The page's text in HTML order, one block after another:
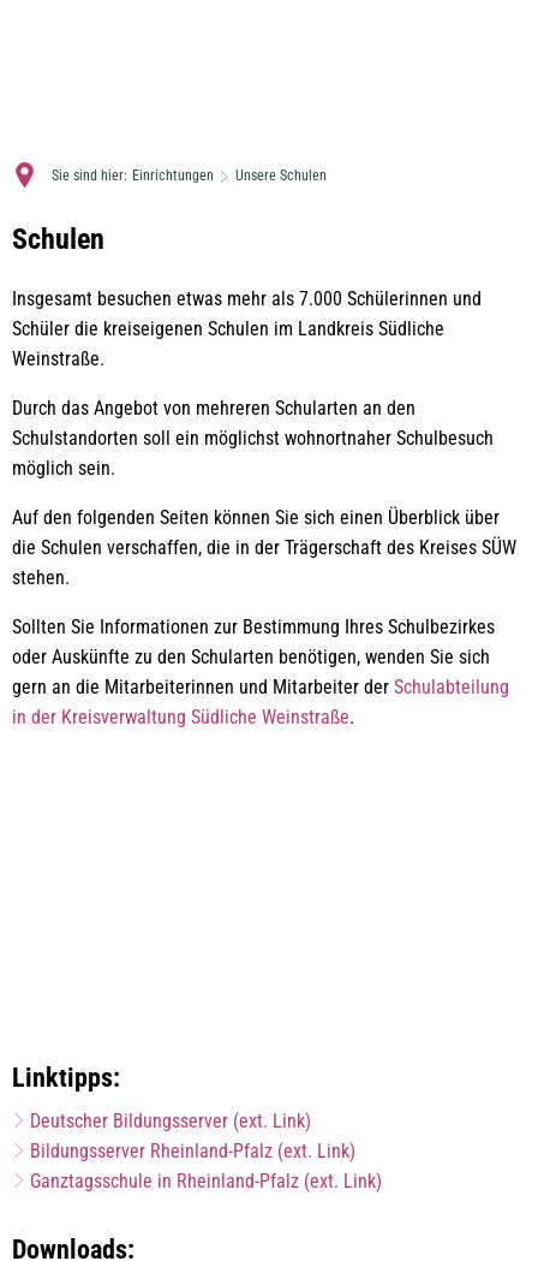
Sie sind hier: Einrichtungen Unsere Schulen
Unsere
Schulen
Insgesamt besuchen etwas mehr als 7.000 Schülerinnen und
Schüler die kreiseigenen Schulen im Landkreis Südliche
Weinstraße.
Durch das Angebot von mehreren Schularten an den
Schulstandorten soll ein möglichst wohnortnaher Schulbesuch
möglich sein.
Auf den folgenden Seiten können Sie sich einen Überblick über
die Schulen verschaffen, die in der Trägerschaft des Kreises SÜW
stehen.
Sollten Sie Informationen zur Bestimmung Ihres Schulbezirkes
oder Auskünfte zu den Schularten benötigen, wenden Sie sich
gern an die Mitarbeiterinnen und Mitarbeiter der Schulabteilung
in der Kreisverwaltung Südliche Weinstraße.
Linktipps:
Deutscher Bildungsserver (ext. Link)
Bildungsserver Rheinland-Pfalz (ext. Link)
Ganztagsschule in Rheinland-Pfalz (ext. Link)
Downloads: